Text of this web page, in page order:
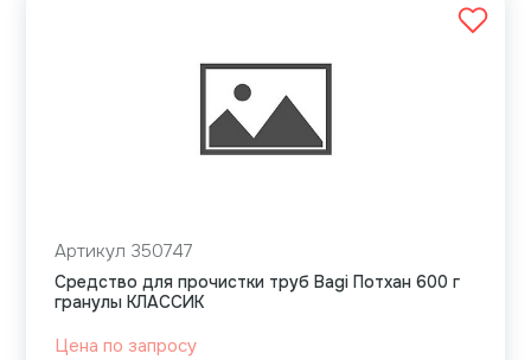
Артикул 350747
Средство для прочистки труб Bagi Потхан 600 г
гранулы КЛАССИК
Цена по запросу